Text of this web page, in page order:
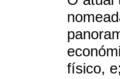
físico,